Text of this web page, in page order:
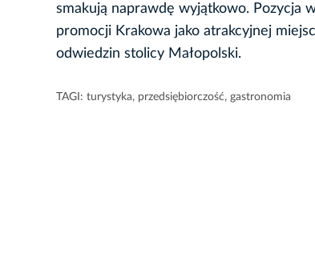
smakują naprawdę wyjątkowo. Pozycja
promocji Krakowa jako atrakcyjnej
odwiedzin stolicy Małopolski.
TAGI: turystyka, przedsiębiorczość, gastronomia